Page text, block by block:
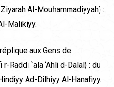
Al-Mouḥammadiyyah) :
Malikiyy.
aux Gens de
Raddi `ala ‘Ahli d-Dalal) : du
Ad-Dilhiyy Al-Hanafiyy.